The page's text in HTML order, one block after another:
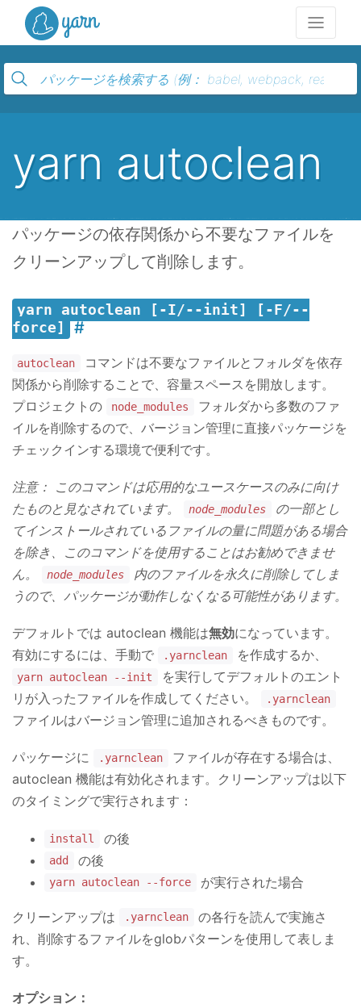
yarn autoclean
パッケージの依存関係から不要なファイルを
クリーンアップして削除します。
yarn autoclean [-I/--init] [-F/--
force]
autoclean
コマンドは不要なファイルとフォルダを依存
関係から削除することで、容量スペースを開放します。
プロジェクトの
node_modules
フォルダから多数のファ
イルを削除するので、バージョン管理に直接パッケージを
チェックインする環境で便利です。
注意： このコマンドは応用的なユースケースのみに向け
たものと見なされています。
node_modules
の一部とし
てインストールされているファイルの量に問題がある場合
を除き、このコマンドを使用することはお勧めできませ
ん。
node_modules
内のファイルを永久に削除してしま
うので、パッケージが動作しなくなる可能性があります。
デフォルトでは autoclean 機能は無効になっています。
有効にするには、手動で
.yarnclean を作成するか、
yarn autoclean --init
を実行してデフォルトのエント
リが入ったファイルを作成してください。
.yarnclean
ファイルはバージョン管理に追加されるべきものです。
パッケージに .yarnclean
ファイルが存在する場合は、
autoclean 機能は有効化されます。クリーンアップは以下
のタイミングで実行されます：
install の後
add の後
yarn autoclean --force が実行された場合
クリーンアップは .yarnclean
の各行を読んで実施さ
れ、削除するファイルをglobパターンを使用して表しま
す。
オプション：